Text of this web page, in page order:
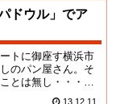
ドウル」でア
トに御座す横浜市
のパン屋さん。そ
とは無し・・・そ
13.12.11